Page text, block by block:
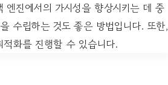
진에서의 가시성을 향상시키는 데 중
수립하는 것도 좋은 방법입니다. 또한,
화를 진행할 수 있습니다.